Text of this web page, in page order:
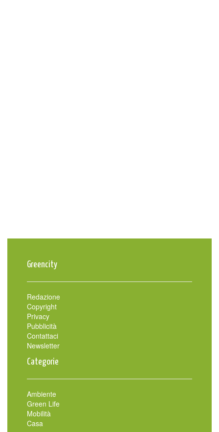
Greencity
Redazione
Copyright
Privacy
Pubblicità
Contattaci
Newsletter
Categorie
Ambiente
Green Life
Mobilità
Casa